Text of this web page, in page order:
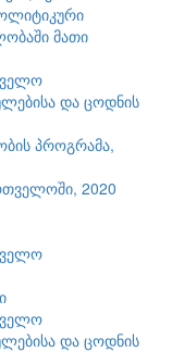
მათი
და ცოდნის
პროგრამა,
2020
და ცოდნის